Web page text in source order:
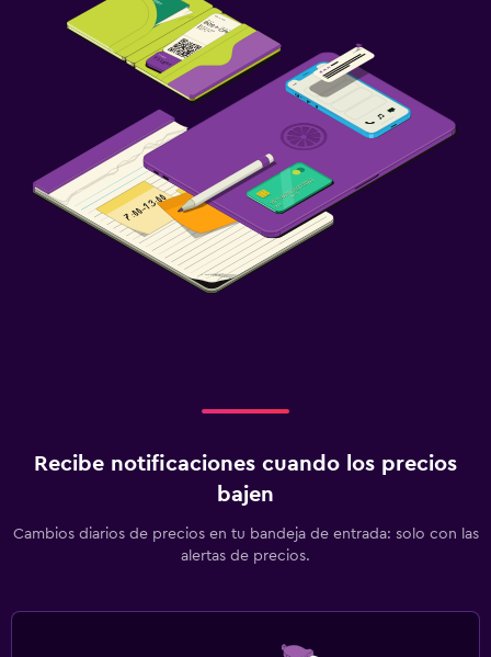
Recibe notificaciones cuando los precios
bajen
Cambios diarios de precios en tu bandeja de entrada: solo con las
alertas de precios.